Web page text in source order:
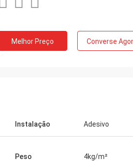
Melhor Preço Converse
Instalação Adesivo
Peso 4kg/m²